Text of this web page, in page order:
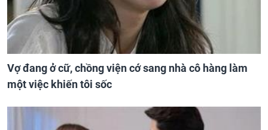
Vợ đang ở cữ, chồng viện cớ sang nhà cô hàng làm
một việc khiến tôi sốc